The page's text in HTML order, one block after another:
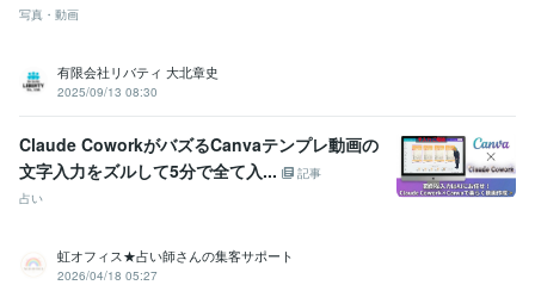
写真・動画
有限会社リバティ 大北章史
2025/09/13 08:30
Claude CoworkがバズるCanvaテンプレ動画の
文字入力をズルして5分で全て入...
記事
占い
虹オフィス★占い師さんの集客サポート
2026/04/18 05:27